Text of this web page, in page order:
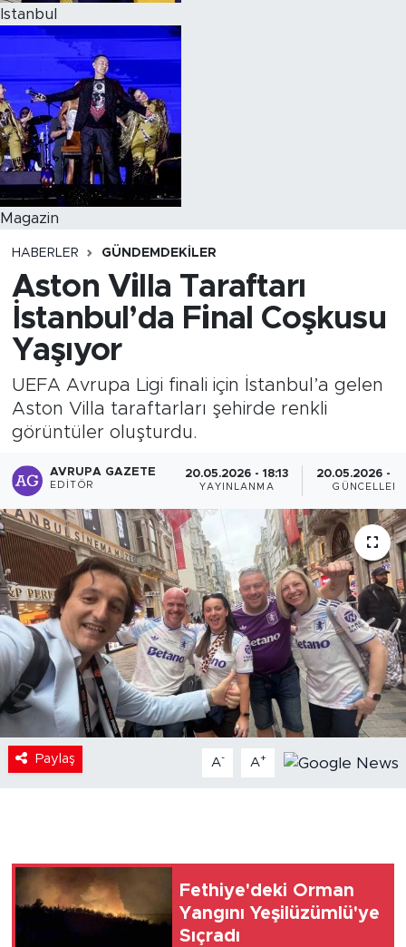
Istanbul
Magazin
HABERLER GÜNDEMDEKİLER
Aston Villa Taraftarı
İstanbul’da Final Coşkusu
Yaşıyor
UEFA Avrupa Ligi finali için İstanbul’a gelen
Aston Villa taraftarları şehirde renkli
görüntüler oluşturdu.
AVRUPA GAZETE
EDITÖR
20.05.2026 - 18:13
YAYINLANMA
20.05.2026 -
Paylaş A- A+
Fethiye'deki Orman
Yangını Yeşilüzümlü'ye
Sıçradı